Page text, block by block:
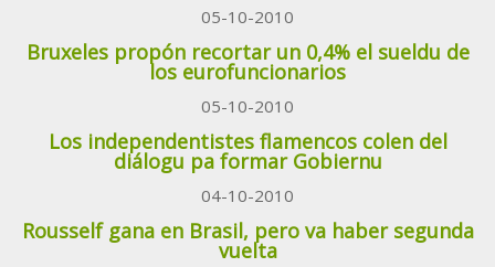
05-10-2010
Bruxeles propón recortar un 0,4% el sueldu de
los eurofuncionarios
05-10-2010
Los independentistes flamencos colen del
diálogu pa formar Gobiernu
04-10-2010
Rousself gana en Brasil, pero va haber segunda
vuelta